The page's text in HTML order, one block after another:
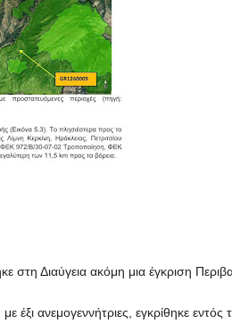
στη Διαύγεια ακόμη μια έγκριση
έξι ανεμογεννήτριες, εγκρίθηκε